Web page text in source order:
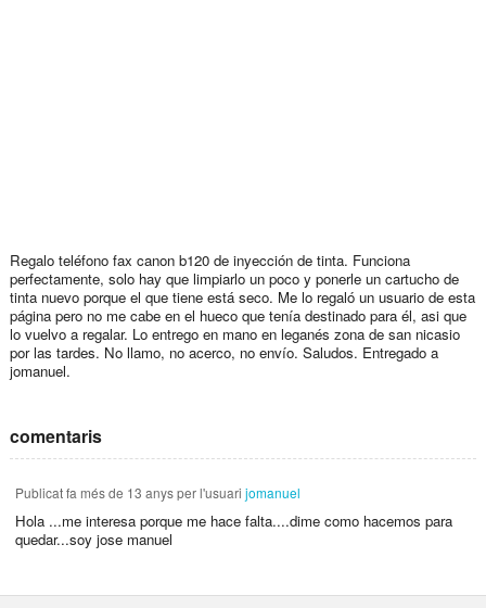
Regalo teléfono fax canon b120 de inyección de tinta. Funciona
perfectamente, solo hay que limpiarlo un poco y ponerle un cartucho de
tinta nuevo porque el que tiene está seco. Me lo regaló un usuario de esta
página pero no me cabe en el hueco que tenía destinado para él, asi que
lo vuelvo a regalar. Lo entrego en mano en leganés zona de san nicasio
por las tardes. No llamo, no acerco, no envío. Saludos. Entregado a
jomanuel.
comentaris
Publicatfa més de 13 anysper l'usuari jomanuel
Hola ...me interesa porque me hace falta....dime como hacemos para
quedar...soy jose manuel